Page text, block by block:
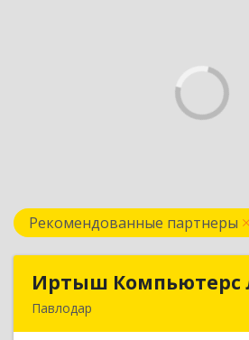
Рекомендованные партнеры
Иртыш Компьютерс
Павлодар
Иртыш